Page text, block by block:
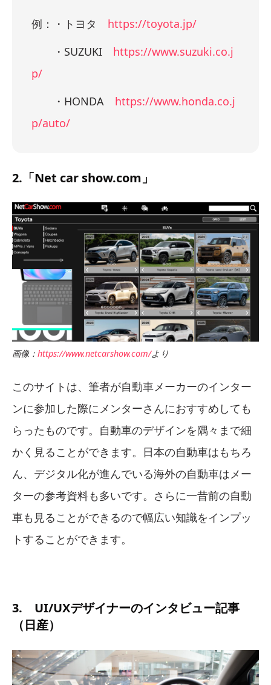
例：・トヨタ https://toyota.jp/
・SUZUKI https://www.suzuki.co.j
p/
・HONDA https://www.honda.co.j
p/auto/
2.「Net car show.com」
画像： https://www.netcarshow.com/より
このサイトは、筆者が自動車メーカーのインター
ンに参加した際にメンターさんにおすすめしても
らったものです。自動車のデザインを隅々まで細
かく見ることができます。日本の自動車はもちろ
ん、デジタル化が進んでいる海外の自動車はメー
ターの参考資料も多いです。さらに一昔前の自動
車も見ることができるので幅広い知識をインプッ
トすることができます。
3. UI/UXデザイナーのインタビュー記事
（日産）